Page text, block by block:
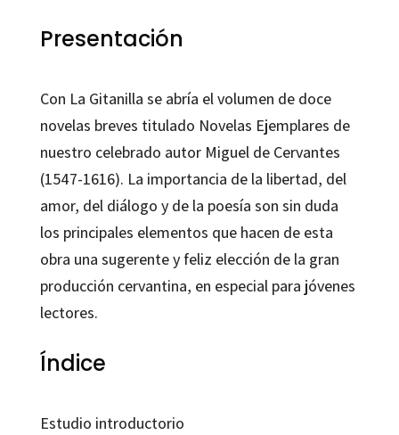
Presentación
Con La Gitanilla se abría el volumen de doce
novelas breves titulado Novelas Ejemplares de
nuestro celebrado autor Miguel de Cervantes
(1547-1616). La importancia de la libertad, del
amor, del diálogo y de la poesía son sin duda
los principales elementos que hacen de esta
obra una sugerente y feliz elección de la gran
producción cervantina, en especial para jóvenes
lectores.
Índice
Estudio introductorio